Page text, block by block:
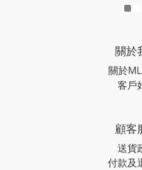
關於
關於
客戶
顧客
送貨
付款及